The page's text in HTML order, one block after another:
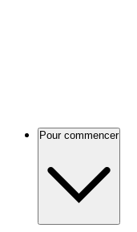
Pour commencer